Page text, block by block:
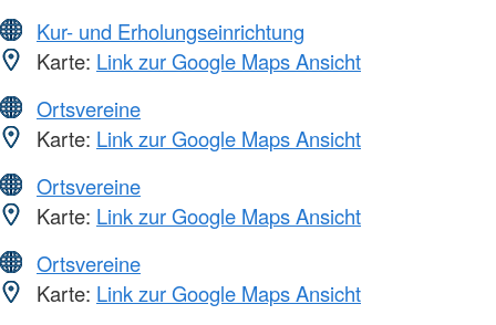
Kur- und Erholungseinrichtung
Karte: Link zur Google Maps Ansicht
Ortsvereine
Karte: Link zur Google Maps Ansicht
Ortsvereine
Karte: Link zur Google Maps Ansicht
Ortsvereine
Karte: Link zur Google Maps Ansicht